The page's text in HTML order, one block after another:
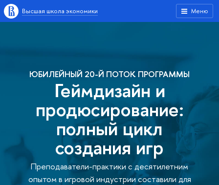
Меню
Высшая школа экономики
ЮБИЛЕЙНЫЙ 20-Й ПОТОК ПРОГРАММЫ
Геймдизайн и
продюсирование:
полный цикл
создания игр
Преподаватели-практики с десятилетним
опытом в игровой индустрии составили для